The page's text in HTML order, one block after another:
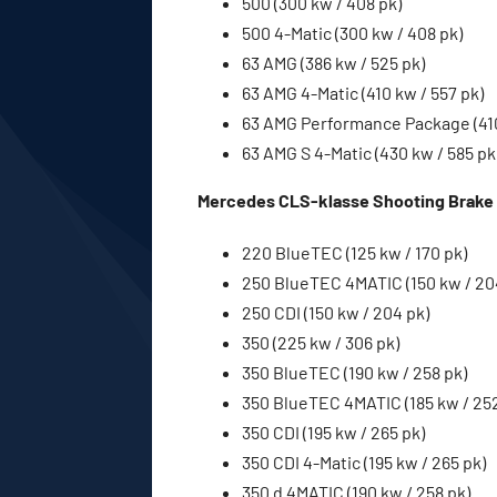
500 4-Matic (300 kw / 408 pk)
63 AMG (386 kw / 525 pk)
63 AMG 4-Matic (410 kw / 557 pk)
63 AMG Performance Package
63 AMG S 4-Matic (430 kw / 585
Mercedes CLS-klasse Shooting Brake
220 BlueTEC (125 kw / 170 pk)
250 BlueTEC 4MATIC (150 kw /
250 CDI (150 kw / 204 pk)
350 (225 kw / 306 pk)
350 BlueTEC (190 kw / 258 pk)
350 BlueTEC 4MATIC (185 kw /
350 CDI (195 kw / 265 pk)
350 CDI 4-Matic (195 kw / 265 pk)
350 d 4MATIC (190 kw / 258 pk)